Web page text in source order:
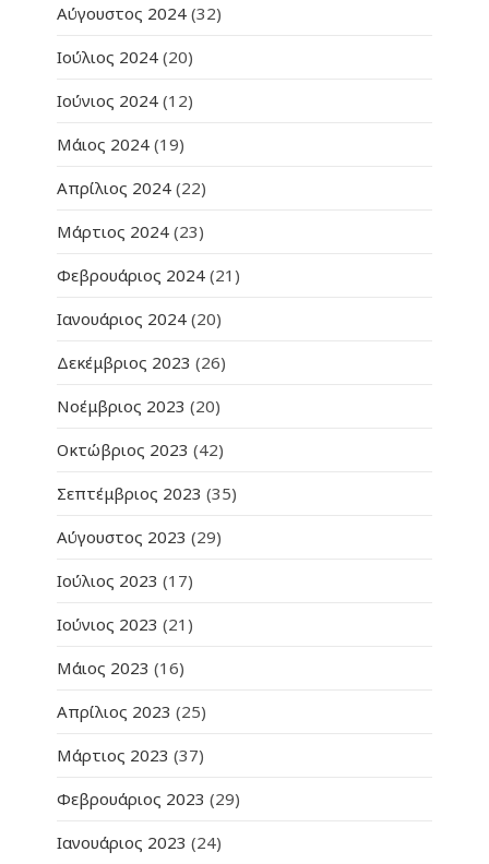
Αύγουστος 2024 (32)
Ιούλιος 2024 (20)
Ιούνιος 2024 (12)
Μάιος 2024 (19)
Απρίλιος 2024 (22)
Μάρτιος 2024 (23)
Φεβρουάριος 2024 (21)
Ιανουάριος 2024 (20)
Δεκέμβριος 2023 (26)
Νοέμβριος 2023 (20)
Οκτώβριος 2023 (42)
Σεπτέμβριος 2023 (35)
Αύγουστος 2023 (29)
Ιούλιος 2023 (17)
Ιούνιος 2023 (21)
Μάιος 2023 (16)
Απρίλιος 2023 (25)
Μάρτιος 2023 (37)
Φεβρουάριος 2023 (29)
Ιανουάριος 2023 (24)